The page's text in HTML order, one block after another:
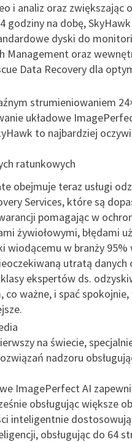
i analiz oraz zwiększając
na dobę, SkyHawk
dyski do
Management oraz
Data Recovery dla
strumieniowaniem
układowe
to najbardziej
ratunkowych
obejmuje teraz usługi
Services, które są
pomagając w
żywiołowymi, błędami
wiodącemu w branży
utratą danych
ekspertów ds.
co ważne, i spać
na świecie,
nadzoru
ImagePerfect AI
obsługując większe
inteligentnie
obsługując do 64